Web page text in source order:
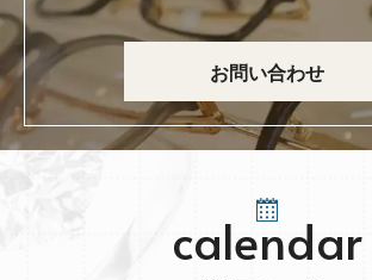
お問い合わせ
calendar